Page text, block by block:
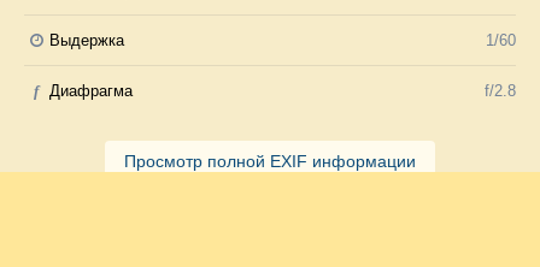
Выдержка 1/60
f Диафрагма f/2.8
Просмотр полной EXIF информации